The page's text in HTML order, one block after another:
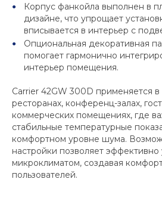
Корпус фанкойла выполнен в
дизайне, что упрощает
вписывается в интерьер с
Опциональная декоративная
помогает гармонично
интерьер помещения.
Carrier 42GW 300D применяется в
ресторанах, конференц-залах,
коммерческих помещениях, где
стабильные температурные
комфортном уровне шума.
настройки позволяет эффективно
микроклиматом, создавая
пользователей.